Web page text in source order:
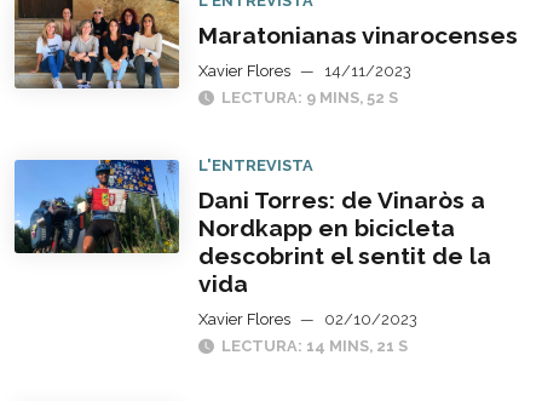
Maratonianas vinarocenses
Xavier Flores —
14/11/2023
LECTURA: 9 MINS, 52 S
L'ENTREVISTA
Dani Torres: de Vinaròs a
Nordkapp en bicicleta
descobrint el sentit de la
vida
Xavier Flores —
02/10/2023
LECTURA: 14 MINS, 21 S